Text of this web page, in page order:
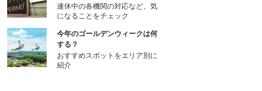
連休中の各機関の対応など、気
になることをチェック
今年のゴールデンウィークは何
する？
おすすめスポットをエリア別に
紹介